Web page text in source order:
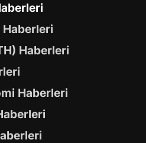
Haberleri
Haberleri
Haberleri